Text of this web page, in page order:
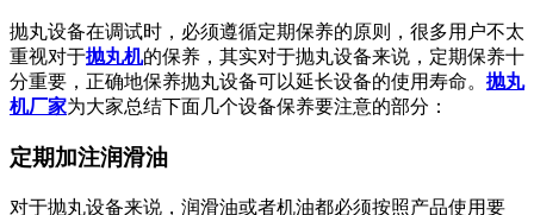
抛丸设备在调试时，必须遵循定期保养的原则，很多用户不太
重视对于抛丸机的保养，其实对于抛丸设备来说，定期保养十
分重要，正确地保养抛丸设备可以延长设备的使用寿命。 抛丸
机厂家为大家总结下面几个设备保养要注意的部分：
定期加注润滑油
对于抛丸设备来说，润滑油或者机油都必须按照产品使用要